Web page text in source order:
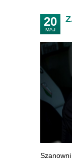
20
MAJ
Szanowni